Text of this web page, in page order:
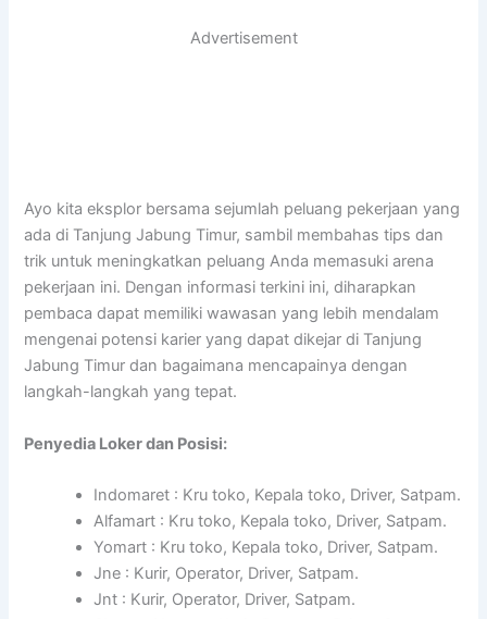
Advertisement
Ayo kita eksplor bersama sejumlah peluang pekerjaan yang
ada di Tanjung Jabung Timur, sambil membahas tips dan
trik untuk meningkatkan peluang Anda memasuki arena
pekerjaan ini. Dengan informasi terkini ini, diharapkan
pembaca dapat memiliki wawasan yang lebih mendalam
mengenai potensi karier yang dapat dikejar di Tanjung
Jabung Timur dan bagaimana mencapainya dengan
langkah-langkah yang tepat.
Penyedia Loker dan Posisi:
Indomaret : Kru toko, Kepala toko, Driver, Satpam.
Alfamart : Kru toko, Kepala toko, Driver, Satpam.
Yomart : Kru toko, Kepala toko, Driver, Satpam.
Jne : Kurir, Operator, Driver, Satpam.
Jnt : Kurir, Operator, Driver, Satpam.